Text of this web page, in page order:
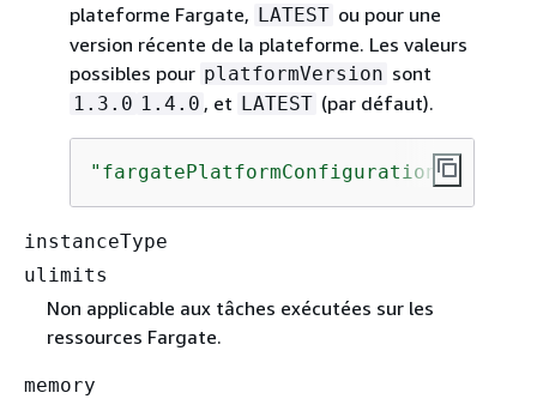
plateforme Fargate, LATEST ou pour une
version récente de la plateforme. Les valeurs
possibles pour platformVersion sont
1.3.0 1.4.0 , et LATEST (par défaut).
"fargatePlatformConfiguration":
instanceType
ulimits
Non applicable aux tâches exécutées sur les
ressources Fargate.
memory